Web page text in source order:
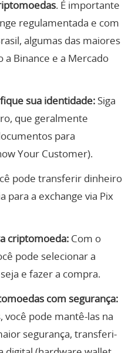
. É importante
regulamentada e com
algumas das maiores
a Binance e a Mercado
sua identidade: Siga
que geralmente
para
Your Customer).
pode transferir dinheiro
para a exchange via Pix
criptomoeda: Com o
pode selecionar a
e fazer a compra.
com segurança:
você pode mantê-las na
segurança, transferi-